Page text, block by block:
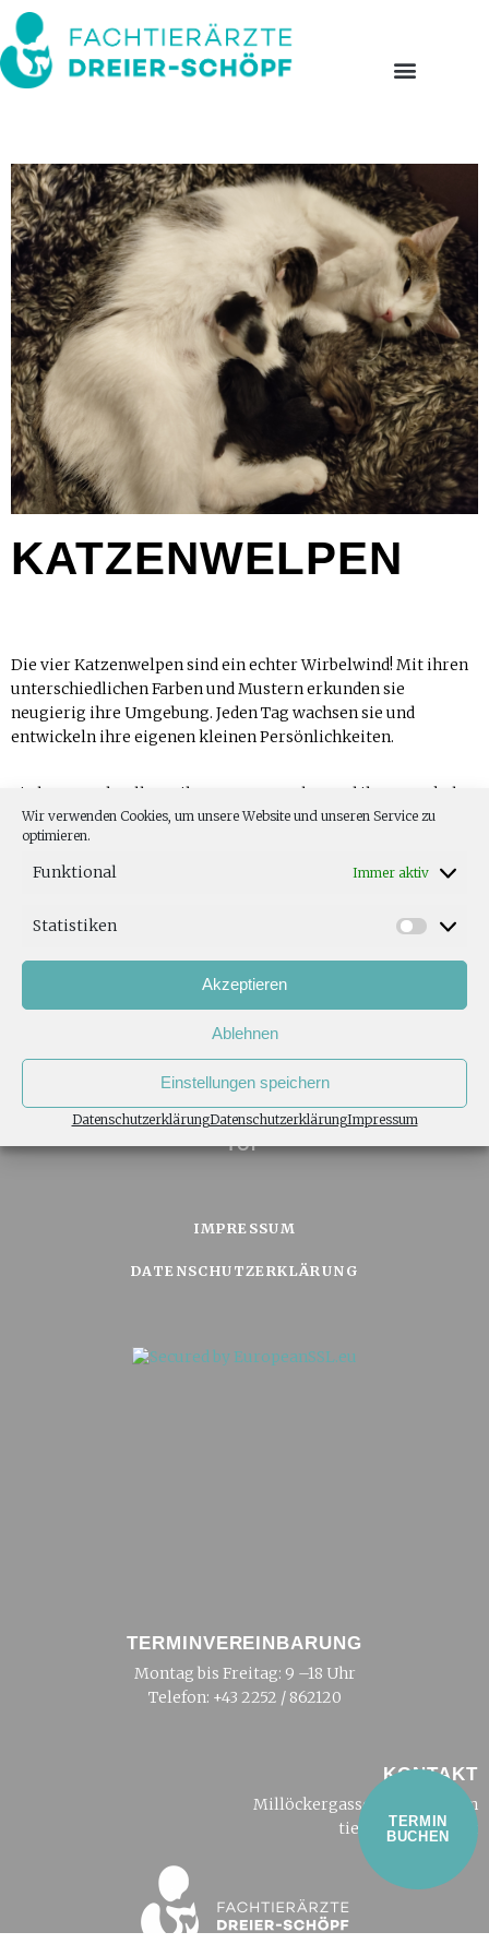
Wir verwenden Cookies, um unsere Website und unseren Service zu
optimieren.
Funktional Immer aktiv
Statistiken
Akzeptieren
Ablehnen
Einstellungen speichern
DatenschutzerklärungDatenschutzerklärungImpressum
KATZENWELPEN
Die vier Katzenwelpen sind ein echter Wirbelwind! Mit ihren
unterschiedlichen Farben und Mustern erkunden sie
neugierig ihre Umgebung. Jeden Tag wachsen sie und
entwickeln ihre eigenen kleinen Persönlichkeiten.
Sie lernen schnell von ihrer Mutter Helga und ihrem Onkel
Ferdl und entdecken die Welt um sich herum, von der ersten
Fütterung bis zu den ersten tapsigen Schritten. Wir bedanken
uns herzlich für die liebevolle Betreuung, mittlerweile in der
Liebe Grüße, G. B. und S. G.
TOP
IMPRESSUM
DATENSCHUTZERKLÄRUNG
TERMIN
BUCHEN
TERMINVEREINBARUNG
Montag bis Freitag: 9 –18 Uhr
Telefon: +43 2252 / 862120
KONTAKT
Millöckergasse 2, 2500 Baden
tierarzt@dreier.at